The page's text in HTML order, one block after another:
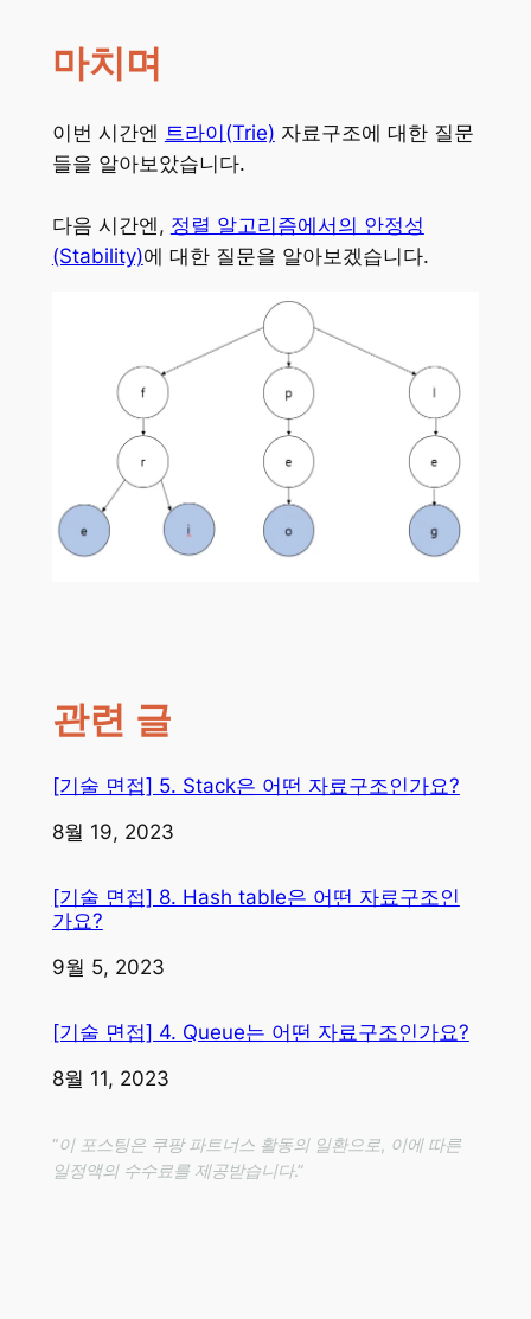
마치며
이번 시간엔 트라이(Trie) 자료구조에 대한 질문
들을 알아보았습니다.
다음 시간엔, 정렬 알고리즘에서의 안정성
(Stability)에 대한 질문을 알아보겠습니다.
관련 글
[기술 면접] 5. Stack은 어떤 자료구조인가요?
일자
8월 19, 2023
[기술 면접] 8. Hash table은 어떤 자료구조인
가요?
일자
9월 5, 2023
[기술 면접] 4. Queue는 어떤 자료구조인가요?
일자
8월 11, 2023
“이 포스팅은 쿠팡 파트너스 활동의 일환으로, 이에 따른
일정액의 수수료를 제공받습니다.”